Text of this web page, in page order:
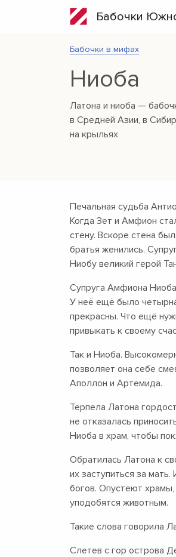
Бабочки
Бабочки в мифах
Ниоба
Латона и ниоба —
в Средней Азии, в
на крыльях
Печальная судьба
Когда Зет и Амфион
стену. Вскоре стена
братья женились.
Ниобу великий герой
Супруга Амфиона
У неё ещё было
прекрасны. Что ещё
привыкать к своему
Так и Ниоба.
позволяет она себе
Аполлон и Артемида.
Терпела Латона
не отказалась
Ниоба в храм, чтобы
Обратилась Латона к
их заступиться за
богов. Опустеют
уподобятся животным.
Такие слова говорила
Слетев с гор острова